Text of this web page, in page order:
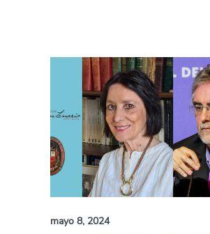
mayo 8, 2024